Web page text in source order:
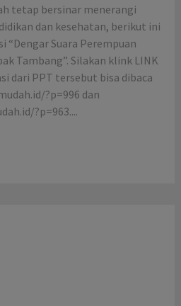
tetap bersinar menerangi
dan kesehatan, berikut ini
“Dengar Suara Perempuan
Tambang”. Silakan klink LINK
dari PPT tersebut bisa dibaca
?p=996 dan
?p=963....